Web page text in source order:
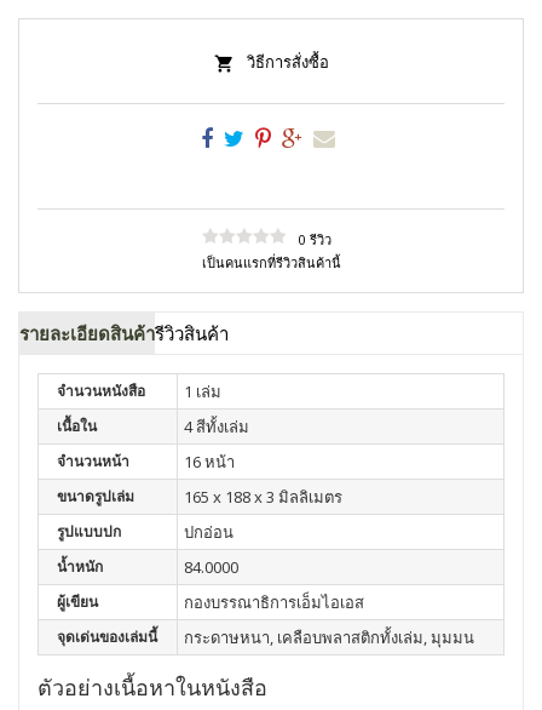
วิธีการสั่งซื้อ
0 รีวิว
เป็นคนแรกที่รีวิวสินค้านี้
รายละเอียดสินค้ารีวิวสินค้า
จำนวนหนังสือ 1 เล่ม
เนื้อใน 4 สีทั้งเล่ม
จำนวนหน้า 16 หน้า
ขนาดรูปเล่ม 165 x 188 x 3 มิลลิเมตร
รูปแบบปก ปกอ่อน
น้ำหนัก 84.0000
ผู้เขียน กองบรรณาธิการเอ็มไอเอส
จุดเด่นของเล่มนี้ กระดาษหนา, เคลือบพลาสติกทั้งเล่ม, มุมมน
ตัวอย่างเนื้อหาในหนังสือ